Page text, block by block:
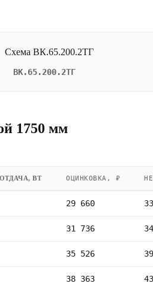
ВК.65.200.2ТГ
1750 мм
ВТ ОЦИНКОВКА, ₽
29 660
31 736
35 526
38 363